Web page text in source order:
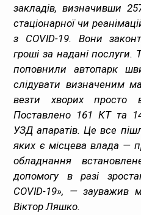
Карта сайта
закладів, визначивши
стаціонарної чи
з COVID-19. Вони
гроші за надані послуги.
поповнили автопарк
слідувати визначеним
везти хворих просто
Поставлено 161 КТ та
УЗД апаратів. Це все
яких є місцева влада —
обладнання
допомогу в разі
COVID-19», — зауважив
Віктор Ляшко.